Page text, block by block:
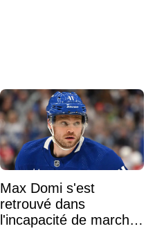
Max Domi s'est
retrouvé dans
l'incapacité de marcher